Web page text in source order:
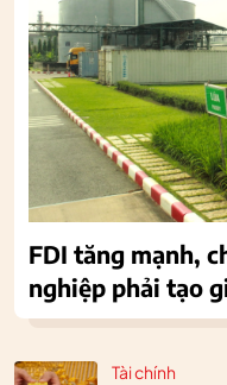
Tài chính
FDI tăng mạnh,
nghiệp phải tạo